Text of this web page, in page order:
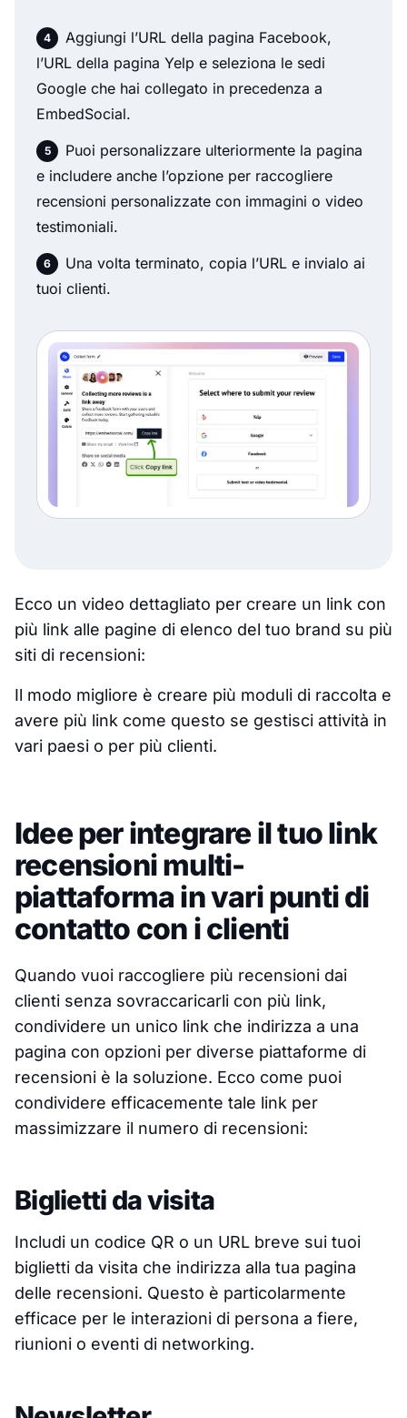
Aggiungi l’URL della pagina Facebook,
l’URL della pagina Yelp e seleziona le sedi
Google che hai collegato in precedenza a
EmbedSocial.
Puoi personalizzare ulteriormente la pagina
e includere anche l’opzione per raccogliere
recensioni personalizzate con immagini o video
testimoniali.
Una volta terminato, copia l’URL e invialo ai
tuoi clienti.
Ecco un video dettagliato per creare un link con
più link alle pagine di elenco del tuo brand su più
siti di recensioni:
Il modo migliore è creare più moduli di raccolta e
avere più link come questo se gestisci attività in
vari paesi o per più clienti.
Idee per integrare il tuo link
recensioni multi-
piattaforma in vari punti di
contatto con i clienti
Quando vuoi raccogliere più recensioni dai
clienti senza sovraccaricarli con più link,
condividere un unico link che indirizza a una
pagina con opzioni per diverse piattaforme di
recensioni è la soluzione. Ecco come puoi
condividere efficacemente tale link per
massimizzare il numero di recensioni:
Biglietti da visita
Includi un codice QR o un URL breve sui tuoi
biglietti da visita che indirizza alla tua pagina
delle recensioni. Questo è particolarmente
efficace per le interazioni di persona a fiere,
riunioni o eventi di networking.